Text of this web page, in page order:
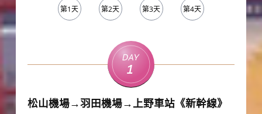
第1天 第2天 第3天 第4天
Day
1
松山機場→羽田機場→上野車站《新幹線》